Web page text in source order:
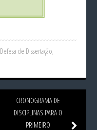
Defesa de Dissertação,
CRONOGRAMA DE
DISCIPLINAS PARA O
PRIMEIRO